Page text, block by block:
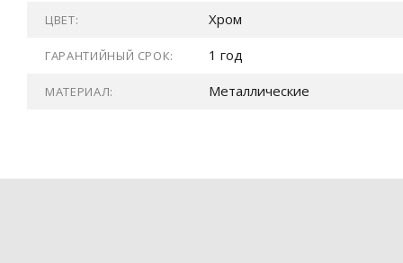
ЦВЕТ: Хром
ГАРАНТИЙНЫЙ СРОК: 1 год
МАТЕРИАЛ: Металлические